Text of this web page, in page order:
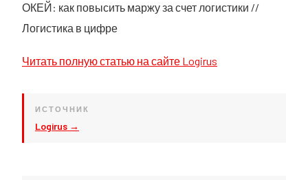
ОКЕЙ: как повысить маржу за счет логистики //
Логистика в цифре
Читать полную статью на сайте Logirus
ИСТОЧНИК
Logirus →